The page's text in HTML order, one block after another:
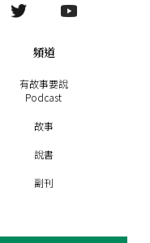
頻道
有故事要說
Podcast
故事
說書
副刊